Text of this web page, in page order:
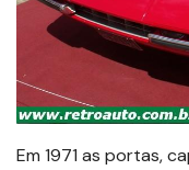
Em 1971 as portas,